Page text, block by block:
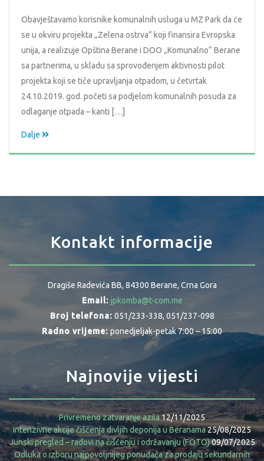
Obavještavamo korisnike komunalnih usluga u MZ Park da će
se u okviru projekta „Zelena ostrva“ koji finansira Evropska
unija, a realizuje Opština Berane i DOO „Komunalno“ Berane
sa partnerima, u skladu sa sprovođenjem aktivnosti pilot
projekta koji se tiče upravljanja otpadom, u četvrtak
24.10.2019. god. početi sa podjelom komunalnih posuda za
odlaganje otpada – kanti […]
Dalje
Kontakt informacije
Dragiše Radevića BB, 84300 Berane, Crna Gora
Email: jpkomba@t-com.me
Broj telefona: 051/233-338, 051/237-098
Radno vrijeme: ponedjeljak-petak 7:00 – 15:00
Najnovije vijesti
Privremeno zatvaranje azila12/11/2025
Intenzivne akcije čišćenja divljih deponija u Beranama25/08/2025
Junski pregled – radovi na čišćenju i održavanju (FOTO)09/07/2025
Odluka o izboru najpovoljnijeg ponuđača za prodaju sekundarnih